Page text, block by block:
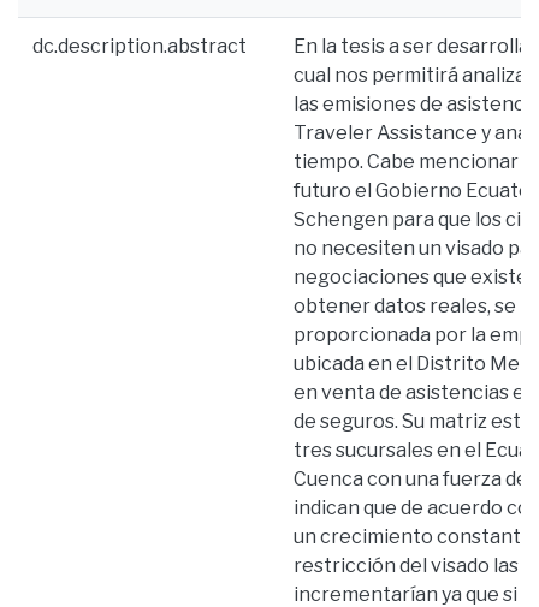
dc.description.abstract
En la tesis a ser
cual nos permitirá
las emisiones de
Traveler Assistance y
tiempo. Cabe mencionar
futuro el Gobierno
Schengen para que los
no necesiten un visado
negociaciones que
obtener datos reales, se
proporcionada por la
ubicada en el Distrito
en venta de asistencias
de seguros. Su matriz
tres sucursales en el
Cuenca con una fuerza
indican que de acuerdo
un crecimiento constante
restricción del visado las
incrementarían ya que si